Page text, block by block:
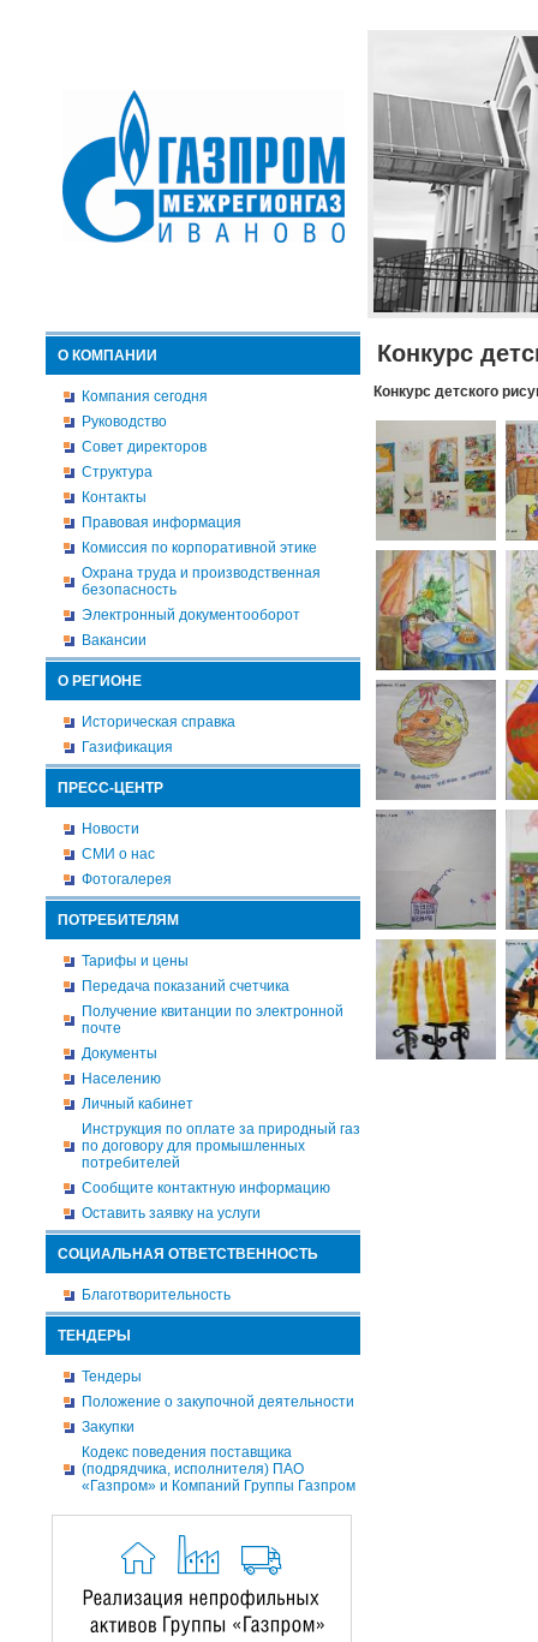
О КОМПАНИИ
Компания сегодня
Руководство
Совет директоров
Структура
Контакты
Правовая информация
Комиссия по корпоративной этике
Охрана труда и производственная
безопасность
Электронный документооборот
Вакансии
О РЕГИОНЕ
Историческая справка
Газификация
ПРЕСС-ЦЕНТР
Новости
СМИ о нас
Фотогалерея
ПОТРЕБИТЕЛЯМ
Тарифы и цены
Передача показаний счетчика
Получение квитанции по электронной
почте
Документы
Населению
Личный кабинет
Инструкция по оплате за природный газ
по договору для промышленных
потребителей
Сообщите контактную информацию
Оставить заявку на услуги
СОЦИАЛЬНАЯ ОТВЕТСТВЕННОСТЬ
Благотворительность
ТЕНДЕРЫ
Тендеры
Положение о закупочной деятельности
Закупки
Кодекс поведения поставщика
(подрядчика, исполнителя) ПАО
«Газпром» и Компаний Группы Газпром
Конкурс
Конкурс детского